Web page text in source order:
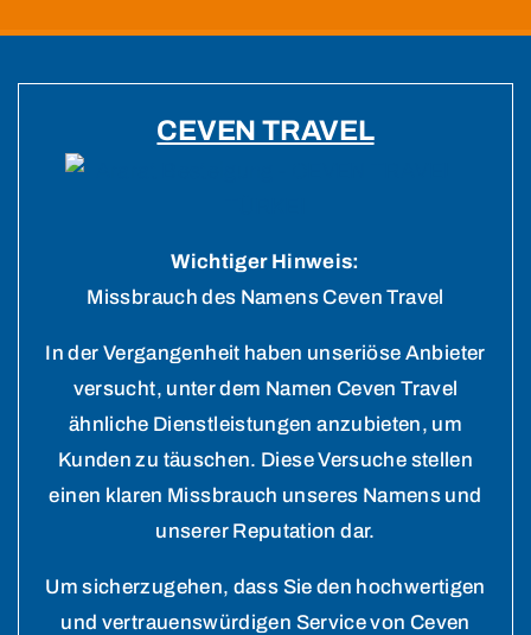
CEVEN TRAVEL
Wichtiger Hinweis:
Missbrauch des Namens Ceven Travel
In der Vergangenheit haben unseriöse Anbieter
versucht, unter dem Namen Ceven Travel
ähnliche Dienstleistungen anzubieten, um
Kunden zu täuschen. Diese Versuche stellen
einen klaren Missbrauch unseres Namens und
unserer Reputation dar.
Um sicherzugehen, dass Sie den hochwertigen
und vertrauenswürdigen Service von Ceven